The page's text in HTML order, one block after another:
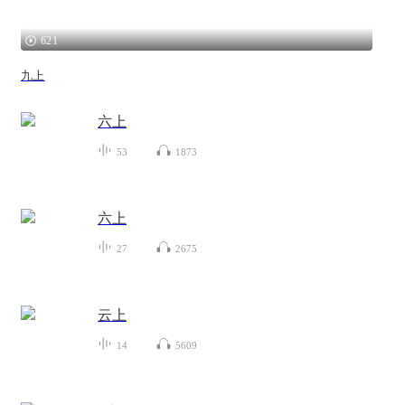
621
九上
六上
53 1873
六上
27 2675
云上
14 5609